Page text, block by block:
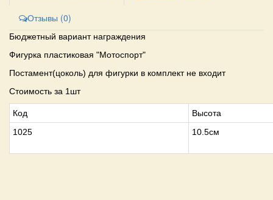
Отзывы (0)
Бюджетный вариант награждения
Фигурка пластиковая "Мотоспорт"
Постамент(цоколь) для фигурки в комплект не входит
Стоимость за 1шт
Код
Высота
1025
10.5см